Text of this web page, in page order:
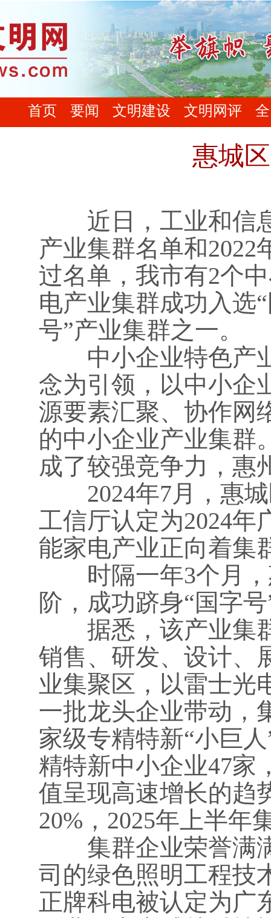
首页 要闻 文明建设 文明网评
惠城
近日，工业和信息
产业集群名单和
过名单，我市有2个
电产业集群成功入选
号”产业集群之一。
中小企业特色产业
念为引领，以中小企
源要素汇聚、协作网
的中小企业产业集群
成了较强竞争力，惠
2024年7月，惠城
工信厅认定为2024年
能家电产业正向着集
时隔一年3个月，
阶，成功跻身“国字
据悉，该产业集群
销售、研发、设计、
业集聚区，以雷士光
一批龙头企业带动，
家级专精特新“小巨
精特新中小企业47家
值呈现高速增长的趋
20%，2025年上半年
集群企业荣誉满满
司的绿色照明工程技
正牌科电被认定为广